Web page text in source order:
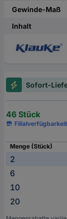
Gewinde-Maß
Inhalt
Sofort-
46 Stück
Filialverfügbarkeit
Menge (Stück)
2
6
10
20